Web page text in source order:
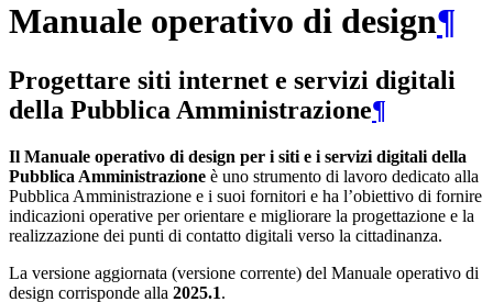
Manuale operativo di design¶
Progettare siti internet e servizi digitali
della Pubblica Amministrazione¶
Il Manuale operativo di design per i siti e i servizi digitali della
Pubblica Amministrazione è uno strumento di lavoro dedicato alla
Pubblica Amministrazione e i suoi fornitori e ha l’obiettivo di fornire
indicazioni operative per orientare e migliorare la progettazione e la
realizzazione dei punti di contatto digitali verso la cittadinanza.
La versione aggiornata (versione corrente) del Manuale operativo di
design corrisponde alla 2025.1.